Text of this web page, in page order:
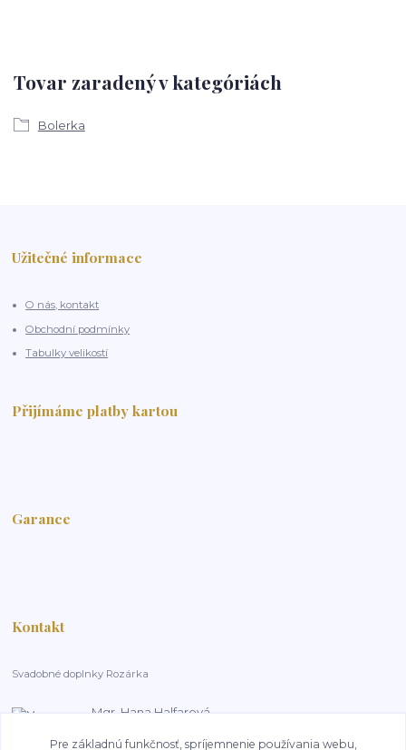
Tovar zaradený v kategóriách
Bolerka
Užitečné informace
O nás, kontakt
Obchodní podmínky
Tabulky velikostí
Přijímáme platby kartou
Garance
Kontakt
Svadobné doplnky Rozárka
Mgr. Hana Halfarová
14:00-18:00, pracovní dny
Pre základnú funkčnosť, spríjemnenie používania webu,